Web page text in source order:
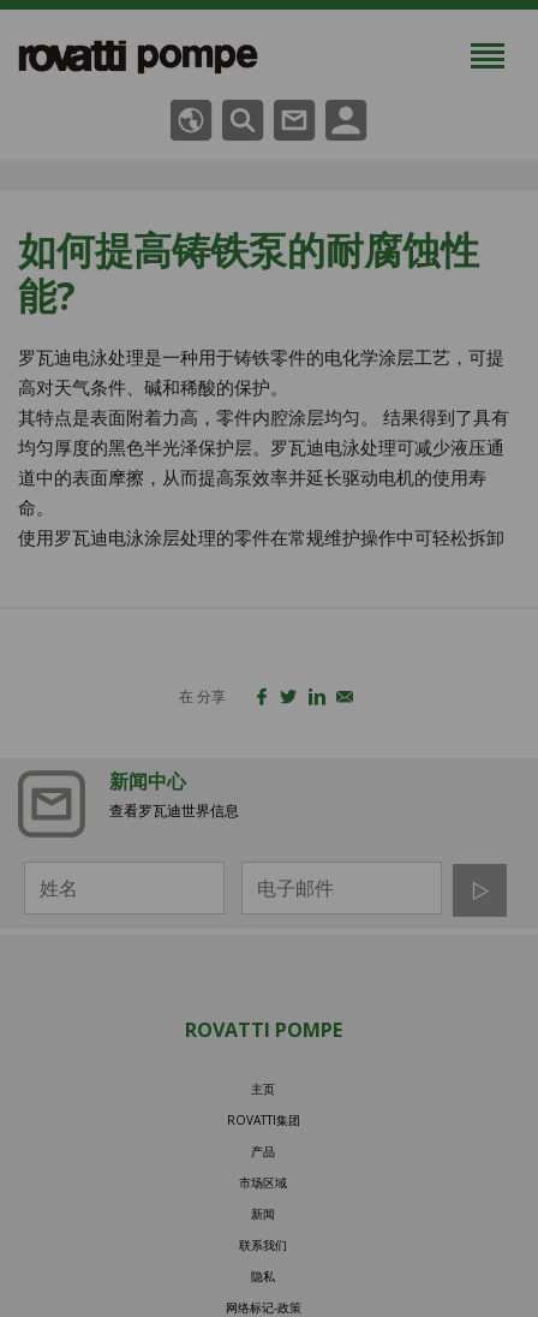
如何提高铸铁泵的耐腐蚀性
能?
罗瓦迪电泳处理是一种用于铸铁零件的电化学涂层工艺，可提
高对天气条件、碱和稀酸的保护。
其特点是表面附着力高，零件内腔涂层均匀。 结果得到了具有
均匀厚度的黑色半光泽保护层。罗瓦迪电泳处理可减少液压通
道中的表面摩擦，从而提高泵效率并延长驱动电机的使用寿
命。
使用罗瓦迪电泳涂层处理的零件在常规维护操作中可轻松拆卸
在 分享
新闻中心
查看罗瓦迪世界信息
ROVATTI POMPE
主页
ROVATTI集团
产品
市场区域
新闻
联系我们
隐私
网络标记-政策